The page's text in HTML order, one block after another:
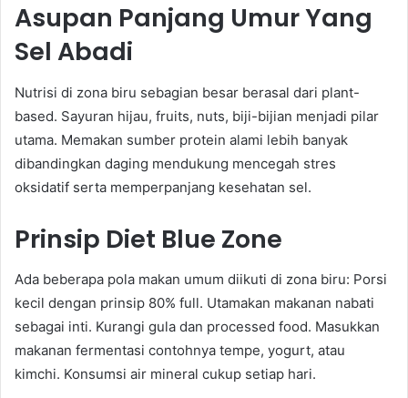
Asupan Panjang Umur Yang
Sel Abadi
Nutrisi di zona biru sebagian besar berasal dari plant-
based. Sayuran hijau, fruits, nuts, biji-bijian menjadi pilar
utama. Memakan sumber protein alami lebih banyak
dibandingkan daging mendukung mencegah stres
oksidatif serta memperpanjang kesehatan sel.
Prinsip Diet Blue Zone
Ada beberapa pola makan umum diikuti di zona biru: Porsi
kecil dengan prinsip 80% full. Utamakan makanan nabati
sebagai inti. Kurangi gula dan processed food. Masukkan
makanan fermentasi contohnya tempe, yogurt, atau
kimchi. Konsumsi air mineral cukup setiap hari.